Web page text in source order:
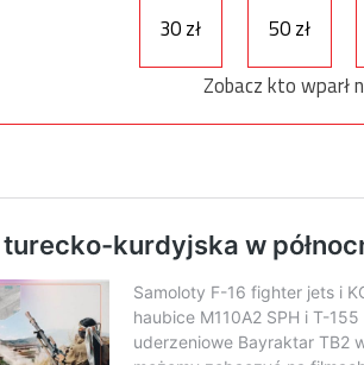
30 zł 50 zł
Zobacz kto wparł